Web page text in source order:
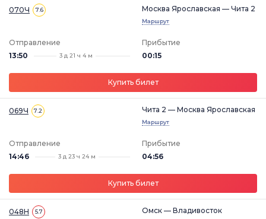
070Ч 7.6 Москва Ярославская — Чита 2
Маршрут
Отправление
13:50
3 д 21 ч 4 м
Прибытие
00:15
Купить билет
069Ч 7.2 Чита 2 — Москва Ярославская
Маршрут
Отправление
14:46
3 д 23 ч 24 м
Прибытие
04:56
Купить билет
048Н 5.7 Омск — Владивосток